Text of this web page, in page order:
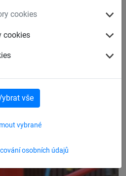
cookies
cookies
osobních údajů
vybrané
vše